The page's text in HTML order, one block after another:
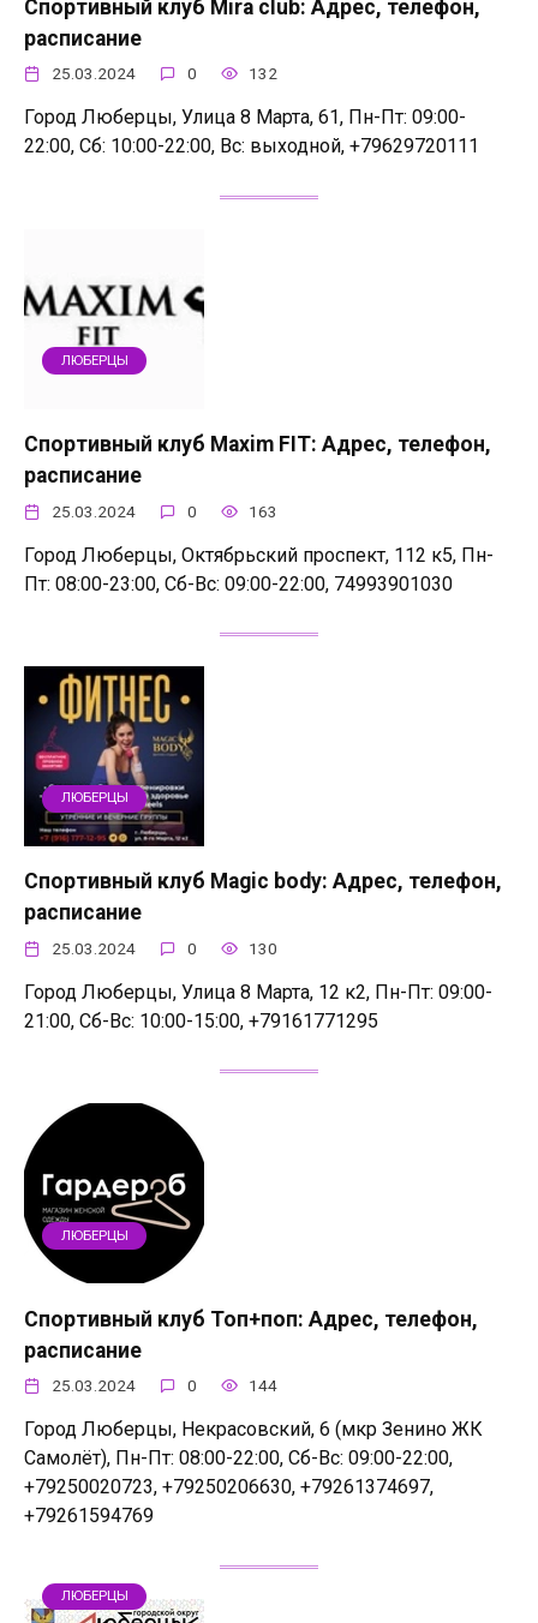
Спортивный клуб Mira club: Адрес, телефон,
расписание
25.03.2024 0 132
Город Люберцы, Улица 8 Марта, 61, Пн-Пт: 09:00-
22:00, Сб: 10:00-22:00, Вс: выходной, +79629720111
ЛЮБЕРЦЫ
Спортивный клуб Maxim FIT: Адрес, телефон,
расписание
25.03.2024 0 163
Город Люберцы, Октябрьский проспект, 112 к5, Пн-
Пт: 08:00-23:00, Сб-Вс: 09:00-22:00, 74993901030
ЛЮБЕРЦЫ
Спортивный клуб Magic body: Адрес, телефон,
расписание
25.03.2024 0 130
Город Люберцы, Улица 8 Марта, 12 к2, Пн-Пт: 09:00-
21:00, Сб-Вс: 10:00-15:00, +79161771295
ЛЮБЕРЦЫ
Спортивный клуб Топ+поп: Адрес, телефон,
расписание
25.03.2024 0 144
Город Люберцы, Некрасовский, 6 (мкр Зенино ЖК
Самолёт), Пн-Пт: 08:00-22:00, Сб-Вс: 09:00-22:00,
+79250020723, +79250206630, +79261374697,
+79261594769
ЛЮБЕРЦЫ